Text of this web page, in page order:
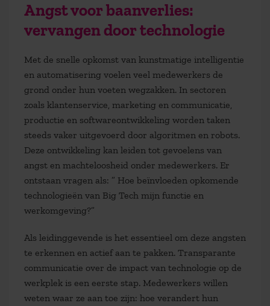
Angst voor baanverlies:
vervangen door technologie
Met de snelle opkomst van kunstmatige intelligentie
en automatisering voelen veel medewerkers de
grond onder hun voeten wegzakken. In sectoren
zoals klantenservice, marketing en communicatie,
productie en softwareontwikkeling worden taken
steeds vaker uitgevoerd door algoritmen en robots.
Deze ontwikkeling kan leiden tot gevoelens van
angst en machteloosheid onder medewerkers. Er
ontstaan vragen als: ” Hoe beïnvloeden opkomende
technologieën van Big Tech mijn functie en
werkomgeving?”
Als leidinggevende is het essentieel om deze angsten
te erkennen en actief aan te pakken. Transparante
communicatie over de impact van technologie op de
werkplek is een eerste stap. Medewerkers willen
weten waar ze aan toe zijn: hoe verandert hun